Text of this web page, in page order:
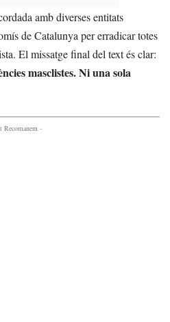
amb diverses entitats
de Catalunya per erradicar totes
El missatge final del text és clar:
masclistes. Ni una sola
Recomanem -